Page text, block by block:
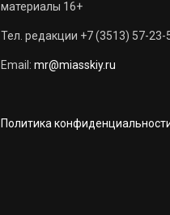
материалы 16+
Тел. редакции +7 (3513) 57-23-
Email: mr@miasskiy.ru
Политика